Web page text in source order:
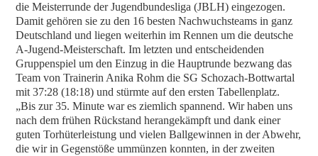
die Meisterrunde der Jugendbundesliga (JBLH) eingezogen.
Damit gehören sie zu den 16 besten Nachwuchsteams in ganz
Deutschland und liegen weiterhin im Rennen um die deutsche
A-Jugend-Meisterschaft. Im letzten und entscheidenden
Gruppenspiel um den Einzug in die Hauptrunde bezwang das
Team von Trainerin Anika Rohm die SG Schozach-Bottwartal
mit 37:28 (18:18) und stürmte auf den ersten Tabellenplatz.
„Bis zur 35. Minute war es ziemlich spannend. Wir haben uns
nach dem frühen Rückstand herangekämpft und dank einer
guten Torhüterleistung und vielen Ballgewinnen in der Abwehr,
die wir in Gegenstöße ummünzen konnten, in der zweiten